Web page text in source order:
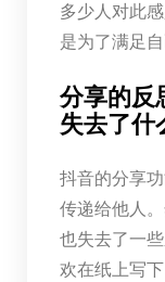
多少人对此
是为了满足
分享的反
失去了什
抖音的分享
传递给他人
也失去了一
欢在纸上写